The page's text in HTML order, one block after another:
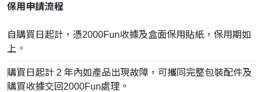
保用申請流程
自購買日起計，憑2000Fun收據及盒面保用貼紙，保用期如
上。
購買日起計 2 年內如產品出現故障，可攜同完整包裝配件及
購買收據交回2000Fun處理。